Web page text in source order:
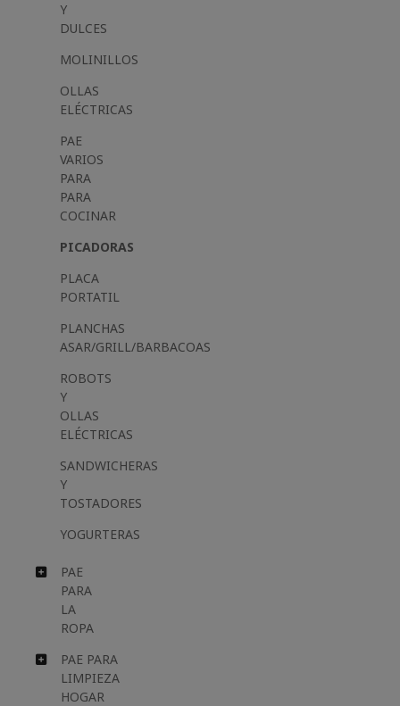
Y
DULCES
MOLINILLOS
OLLAS
ELÉCTRICAS
PAE
VARIOS
PARA
PARA
COCINAR
PICADORAS
PLACA
PORTATIL
PLANCHAS
ASAR/GRILL/BARBACOAS
ROBOTS
Y
OLLAS
ELÉCTRICAS
SANDWICHERAS
Y
TOSTADORES
YOGURTERAS
PAE
PARA
LA
ROPA
PAE PARA
LIMPIEZA
HOGAR